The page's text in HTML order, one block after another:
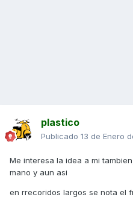
plastico
Publicado 13 de Enero
Me interesa la idea a mi
mano y aun asi
en rrecoridos largos se nota el